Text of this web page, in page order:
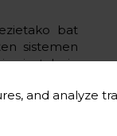
bat
sistemen
instalazio
and analyze